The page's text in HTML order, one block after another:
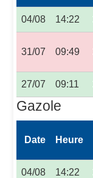
04/08 14:22
31/07 09:49
27/07 09:11
Gazole
Date Heure
04/08 14:22